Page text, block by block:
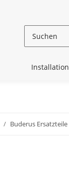
Installation
Buderus Ersatzteile